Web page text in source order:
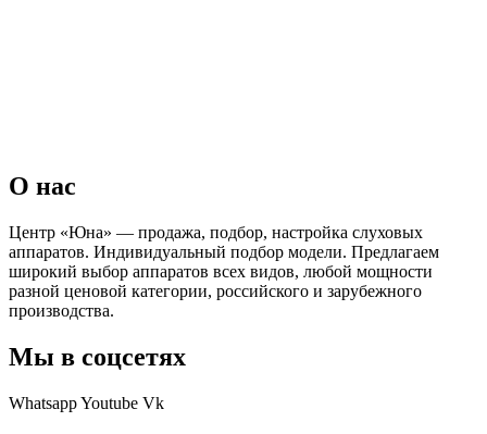
О нас
Центр «Юна» — продажа, подбор, настройка слуховых
аппаратов. Индивидуальный подбор модели. Предлагаем
широкий выбор аппаратов всех видов, любой мощности
разной ценовой категории, российского и зарубежного
производства.
Мы в соцсетях
WhatsappYoutube Vk